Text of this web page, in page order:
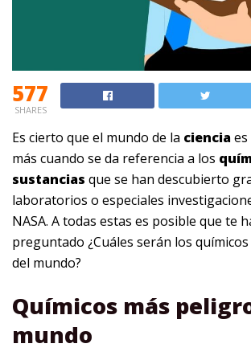
577
SHARES
Es cierto que el mundo de la ciencia
más cuando se da referencia a los
sustancias que se han descubierto
laboratorios o especiales
NASA. A todas estas es posible que te
preguntado ¿Cuáles serán los
del mundo?
Químicos más
mundo